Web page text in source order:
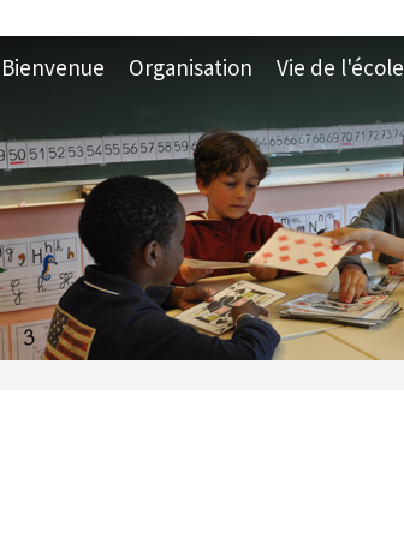
Bienvenue Organisation Vie de l'école